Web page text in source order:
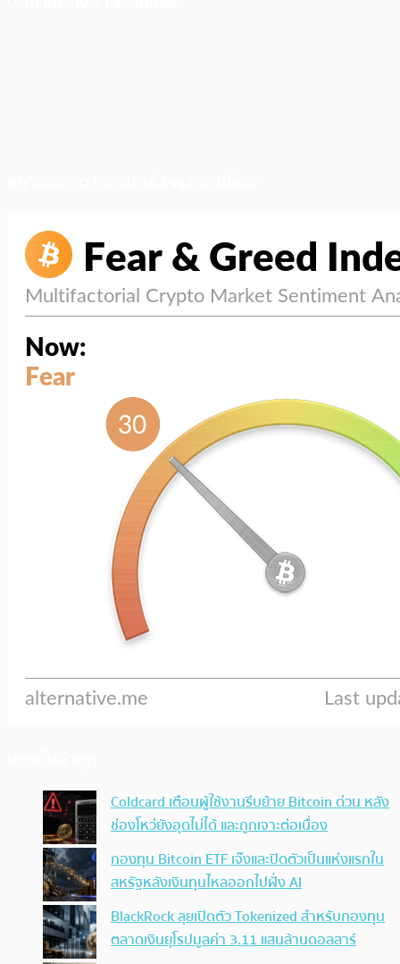
Coldcard เตือนผู้ใช้งานรีบย้าย Bitcoin ด่วน หลัง
ช่องโหว่ยังอุดไม่ได้ และถูกเจาะต่อเนื่อง
กองทุน Bitcoin ETF เจ๊งและปิดตัวเป็นแห่งแรกใน
สหรัฐหลังเงินทุนไหลออกไปฝั่ง AI
BlackRock ลุยเปิดตัว Tokenized สำหรับกองทุน
ตลาดเงินยุโรปมูลค่า 3.11 แสนล้านดอลลาร์